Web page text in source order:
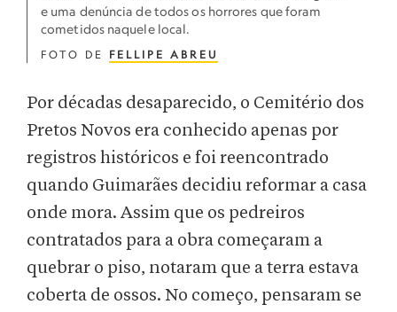
e uma denúncia de todos os horrores que foram
cometidos naquele local.
FOTO DE FELLIPE ABREU
Por décadas desaparecido, o Cemitério dos
Pretos Novos era conhecido apenas por
registros históricos e foi reencontrado
quando Guimarães decidiu reformar a casa
onde mora. Assim que os pedreiros
contratados para a obra começaram a
quebrar o piso, notaram que a terra estava
coberta de ossos. No começo, pensaram se